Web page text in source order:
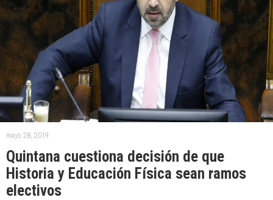
mayo 28, 2019
Quintana cuestiona decisión de que
Historia y Educación Física sean ramos
electivos